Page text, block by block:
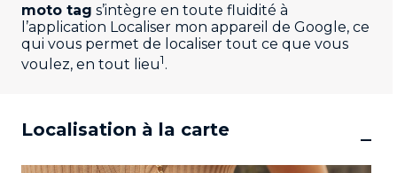
moto tag s’intègre en toute fluidité à
l’application Localiser mon appareil de Google, ce
qui vous permet de localiser tout ce que vous
voulez, en tout lieu1.
Localisation à la carte